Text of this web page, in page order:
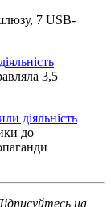
7 USB-
3,5
діяльність
до
на